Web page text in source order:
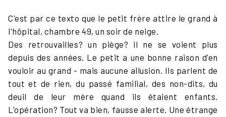
C'est par ce texto que le petit frère attire le grand à
l'hôpital, chambre 49, un soir de neige.
Des retrouvailles? un piège? il ne se voient plus
depuis des années. Le petit a une bonne raison d'en
vouloir au grand - mais aucune allusion. Ils parlent de
tout et de rien, du passé familial, des non-dits, du
deuil de leur mère quand ils étaient enfants.
L'opération? Tout va bien, fausse alerte. Une étrange